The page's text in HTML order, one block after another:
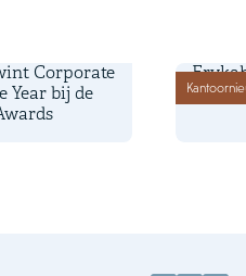
Corporate
Year bij de